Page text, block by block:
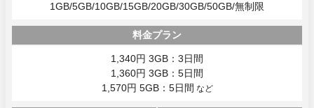
1GB/5GB/10GB/15GB/20GB/30GB/50GB/無制限
料金プラン
1,340円 3GB：3日間
1,360円 3GB：5日間
1,570円 5GB：5日間 など